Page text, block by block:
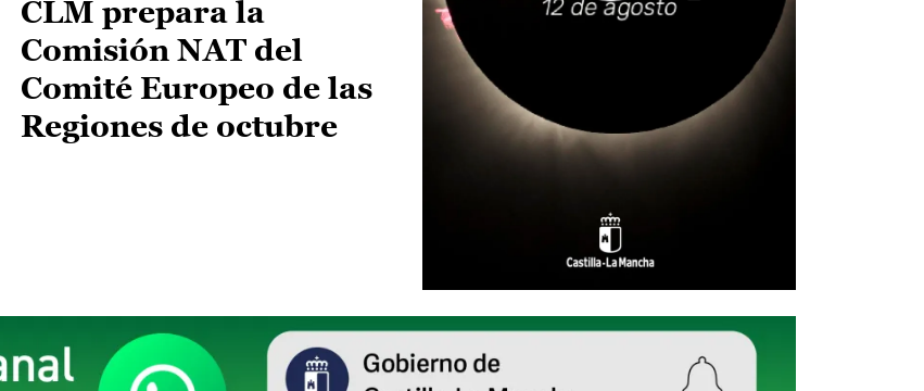
CLM prepara la
Comisión NAT del
Comité Europeo de las
Regiones de octubre